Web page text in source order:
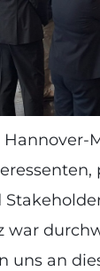
war
uns an